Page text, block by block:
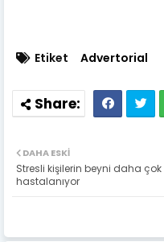
Etiket Advertorial
DAHA ESKI
Stresli kişilerin beyni daha çok
hastalanıyor